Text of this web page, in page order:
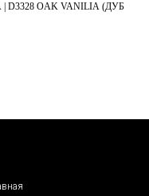
D3328 OAK VANILIA (ДУБ